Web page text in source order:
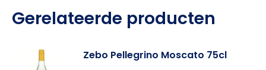
Gerelateerde producten
Zebo Pellegrino Moscato 75cl